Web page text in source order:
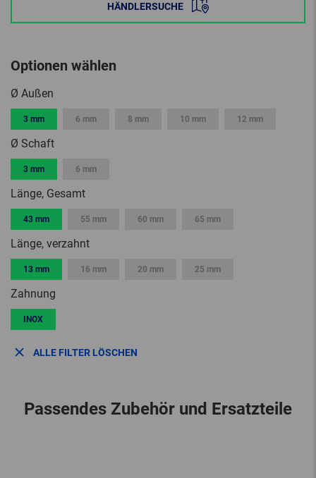
HÄNDLERSUCHE
Optionen wählen
Ø Außen
3 mm 6 mm 8 mm 10 mm 12 mm
Ø Schaft
3 mm 6 mm
Länge, Gesamt
43 mm 55 mm 60 mm 65 mm
Länge, verzahnt
13 mm 16 mm 20 mm 25 mm
Zahnung
INOX
ALLE FILTER LÖSCHEN
Passendes Zubehör und Ersatzteile